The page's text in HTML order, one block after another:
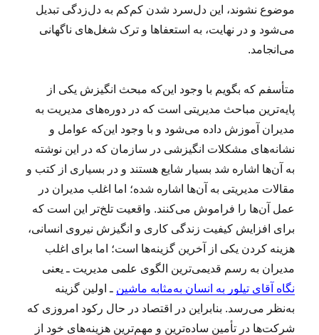
موضوع نشوند، این دل‌سرد شدن کم‌کم به دل‌زدگی تبدیل
می‌شود و در نهایت، به استعفاها و ترک شغل‌های ناگهانی
می‌انجامد.
متأسفم که بگویم با وجود این‌که مبحث انگیزش یکی از
پایه‌ترین مباحث مدیریتی است که در دوره‌های مدیریت به
مدیران آموزش داده می‌شود و با وجود این‌که عوامل و
نشانه‌های مشکلات انگیزشی در سازمان که در این نوشته
به آن‌ها اشاره شد بسیار شایع هستند و در بسیاری از کتب‌ و
مقالات مدیریتی به آن‌ها اشاره شده؛ اما اغلب مدیران در
عمل آن‌ها را فراموش می‌کنند. واقعیت تلخ‌تر این است که
برای افزایش کیفیت زندگی کاری و انگیزش نیروی انسانی،
هزینه کردن یکی از آخرین گزینه‌ها است؛ اما برای اغلب
مدیران به رسم قدیمی‌ترین الگوی علمی مدیریت ـ یعنی
نگاه آقای تیلور به انسان به‌مثابه ماشین ـ اولین گزینه
به‌نظر می‌رسد. بنابراین در اقتصاد در حال رکود امروزی که
شرکت‌ها در تأمین ساده‌ترین و مهم‌ترین هزینه‌های خود از